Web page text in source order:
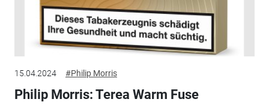
15.04.2024 #Philip Morris
Philip Morris: Terea Warm Fuse